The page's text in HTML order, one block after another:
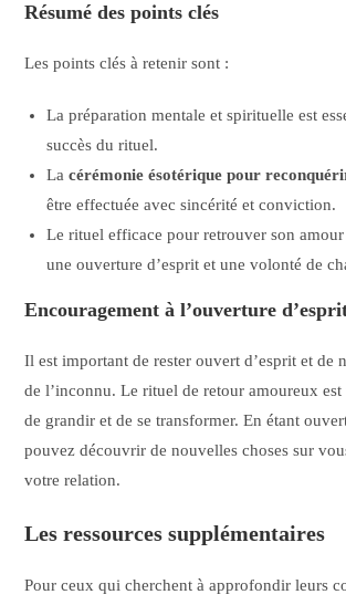
Résumé des points clés
Les points clés à retenir sont :
La préparation mentale et spirituelle est
succès du rituel.
Lacérémonie ésotérique pour
être effectuée avec sincérité et conviction.
Le rituel efficace pour retrouver son amour
une ouverture d’esprit et une volonté de
Encouragement à l’ouverture
Il est important de rester ouvert d’esprit et de
de l’inconnu. Le rituel de retour amoureux
de grandir et de se transformer. En étant
pouvez découvrir de nouvelles choses sur
votre relation.
Les ressources supplémentaires
Pour ceux qui cherchent à approfondir leurs